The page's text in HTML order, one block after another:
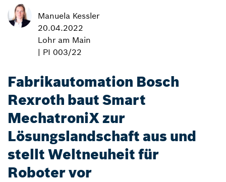
Manuela Kessler
20.04.2022
Lohr am Main
| PI 003/22
Fabrikautomation Bosch
Rexroth baut Smart
MechatroniX zur
Lösungslandschaft aus und
stellt Weltneuheit für
Roboter vor